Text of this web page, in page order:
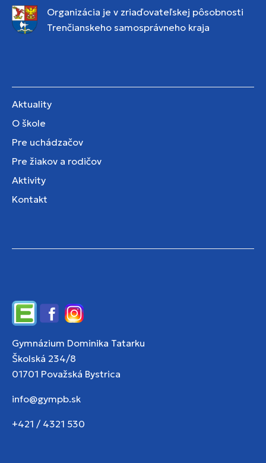
Organizácia je v zriaďovateľskej pôsobnosti
Trenčianskeho samosprávneho kraja
Aktuality
O škole
Pre uchádzačov
Pre žiakov a rodičov
Aktivity
Kontakt
EdupageFacebookInstagram
Gymnázium Dominika Tatarku
Školská 234/8
01701 Považská Bystrica
info@gympb.sk
+421 / 4321 530